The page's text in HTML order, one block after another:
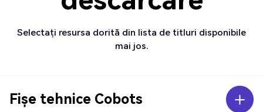
Selectați resursa dorită din lista de titluri disponibile
mai jos.
Fișe tehnice Cobots